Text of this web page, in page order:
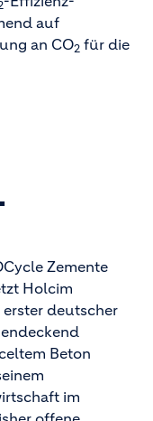
auf
an CO2 für die
Zemente
Holcim
deutscher
Beton
im